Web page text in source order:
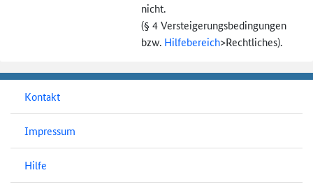
nicht.
(§ 4 Versteigerungs­bedingungen
bzw. Hilfebereich>Rechtliches).
Kontakt
Impressum
Hilfe